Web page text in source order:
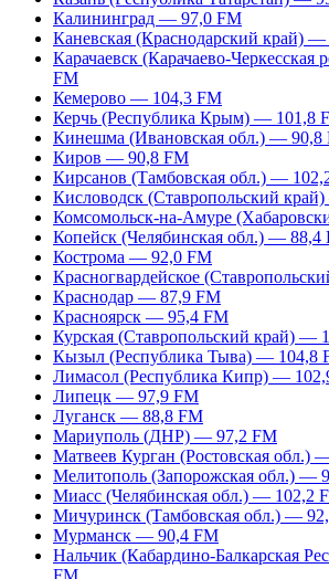
Калининград — 97,0 FM
Каневская (Краснодарский край)
Карачаевск (Карачаево-
FM
Кемерово — 104,3 FM
Керчь (Республика Крым) — 101,8
Кинешма (Ивановская обл.) — 90,8
Киров — 90,8 FM
Кирсанов (Тамбовская обл.) —
Кисловодск (Ставропольский
Комсомольск-на-Амуре
Копейск (Челябинская обл.) — 88,4
Кострома — 92,0 FM
Красногвардейское
Краснодар — 87,9 FM
Красноярск — 95,4 FM
Курская (Ставропольский край) —
Кызыл (Республика Тыва) — 104,8
Лимасол (Республика Кипр) —
Липецк — 97,9 FM
Луганск — 88,8 FM
Мариуполь (ДНР) — 97,2 FM
Матвеев Курган (Ростовская обл.)
Мелитополь (Запорожская обл.) —
Миасс (Челябинская обл.) — 102,2
Мичуринск (Тамбовская обл.) —
Мурманск — 90,4 FM
Нальчик (Кабардино-Балкарская
FM